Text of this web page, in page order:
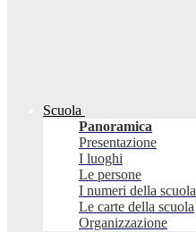
Scuola
Panoramica
Presentazione
I luoghi
Le persone
I numeri della scuola
Le carte della scuola
Organizzazione